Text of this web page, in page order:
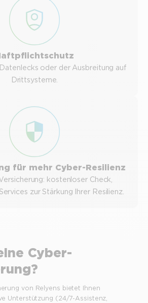
oder der Ausbreitung auf
Drittsysteme.
für mehr Cyber-Resilienz
kostenloser Check,
zur Stärkung Ihrer Resilienz.
Cyber-
von Relyens bietet Ihnen
Unterstützung (24/7-Assistenz,